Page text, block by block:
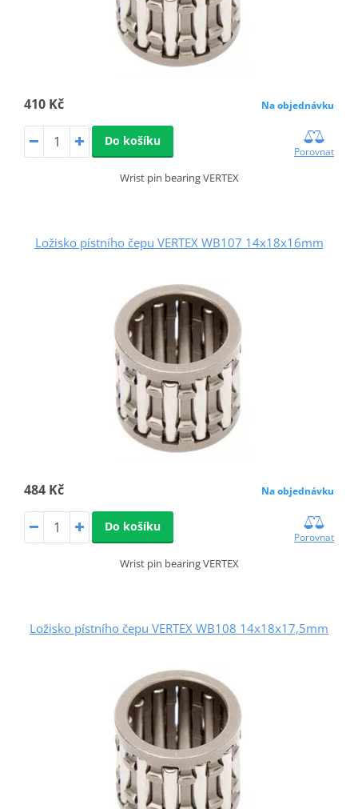
410 Kč Na objednávku
Do košíku
Porovnat
Wrist pin bearing VERTEX
Ložisko pístního čepu VERTEX WB107 14x18x16mm
484 Kč Na objednávku
Do košíku
Porovnat
Wrist pin bearing VERTEX
Ložisko pístního čepu VERTEX WB108 14x18x17,5mm